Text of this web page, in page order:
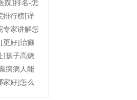
院]排名-怎
排行榜[详
有哪些?
专家讲解怎
果?
更好]治癫
]孩子高烧
痫病人能
家好]怎么